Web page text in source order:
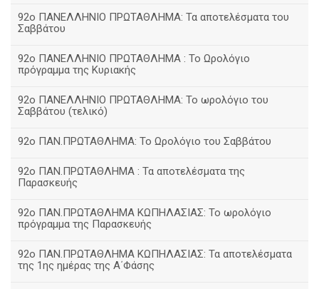
92ο ΠΑΝΕΛΛΗΝΙΟ ΠΡΩΤΑΘΛΗΜΑ: Τα αποτελέσματα του
Σαββάτου
92ο ΠΑΝΕΛΛΗΝΙΟ ΠΡΩΤΑΘΛΗΜΑ : Το Ωρολόγιο
πρόγραμμα της Κυριακής
92ο ΠΑΝΕΛΛΗΝΙΟ ΠΡΩΤΑΘΛΗΜΑ: Το ωρολόγιο του
Σαββάτου (τελικό)
92ο ΠΑΝ.ΠΡΩΤΑΘΛΗΜΑ: Το Ωρολόγιο του Σαββάτου
92ο ΠΑΝ.ΠΡΩΤΑΘΛΗΜΑ : Τα αποτελέσματα της
Παρασκευής
92o ΠΑΝ.ΠΡΩΤΑΘΛΗΜΑ ΚΩΠΗΛΑΣΙΑΣ: Το ωρολόγιο
πρόγραμμα της Παρασκευής
92ο ΠΑΝ.ΠΡΩΤΑΘΛΗΜΑ ΚΩΠΗΛΑΣΙΑΣ: Τα αποτελέσματα
της 1ης ημέρας της Α΄Φάσης